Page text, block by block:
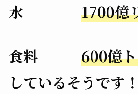
水 1700億
食料 600億
しているそうです！